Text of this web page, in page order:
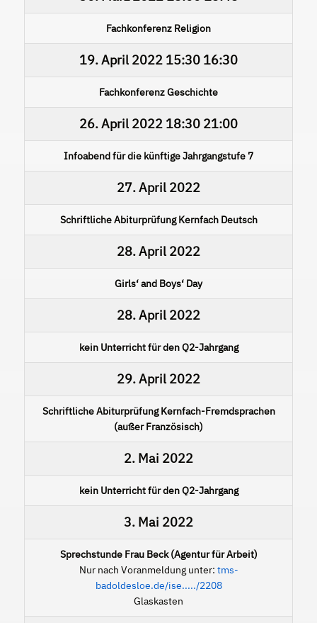
Fachkonferenz Religion
19. April 2022 15:30 16:30
Fachkonferenz Geschichte
26. April 2022 18:30 21:00
Infoabend für die künftige Jahrgangstufe 7
27. April 2022
Schriftliche Abiturprüfung Kernfach Deutsch
28. April 2022
Girls‘ and Boys‘ Day
28. April 2022
kein Unterricht für den Q2-Jahrgang
29. April 2022
Schriftliche Abiturprüfung Kernfach-Fremdsprachen
(außer Französisch)
2. Mai 2022
kein Unterricht für den Q2-Jahrgang
3. Mai 2022
Sprechstunde Frau Beck (Agentur für Arbeit)
Nur nach Voranmeldung unter: tms-
badoldesloe.de/ise...../2208
Glaskasten